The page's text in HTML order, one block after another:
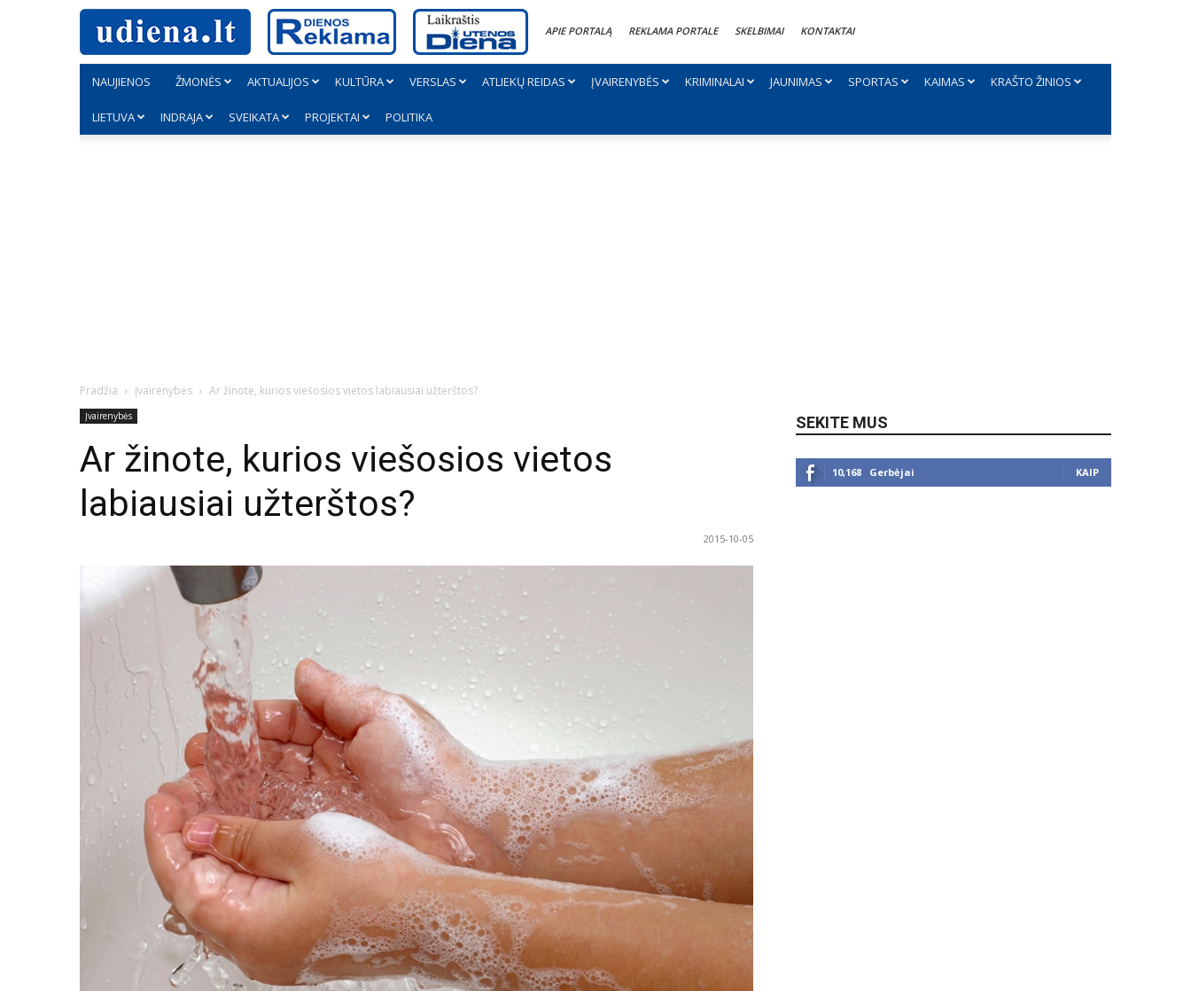
APIE PORTALĄ REKLAMA PORTALE SKELBIMAI KONTAKTAI
NAUJIENOS ŽMONĖS AKTUALIJOS KULTŪRA VERSLAS ATLIEKŲ REIDAS ĮVAIRENYBĖS KRIMINALAI JAUNIMAS SPORTAS KAIMAS KRAŠTO ŽINIOS
LIETUVA INDRAJA SVEIKATA PROJEKTAI POLITIKA
Pradžia Įvairenybės Ar žinote, kurios viešosios vietos labiausiai užterštos?
Įvairenybės
Ar žinote, kurios viešosios vietos
labiausiai užterštos?
2015-10-05
SEKITE MUS
10,168 Gerbėjai KAIP